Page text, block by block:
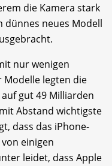
die Kamera stark
dünnes neues Modell
nur wenigen
legten die
gut 49 Milliarden
Abstand wichtigste
dass das iPhone-
einigen
leidet, dass Apple